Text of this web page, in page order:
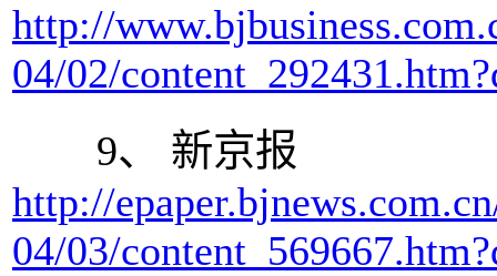
http://
04/02/
9、 新京报
http://
04/03/